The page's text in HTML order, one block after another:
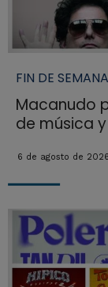
FIN DE SEMANA
Macanudo
de música
6 de agosto de 2026